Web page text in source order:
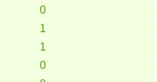
0
1
1
0